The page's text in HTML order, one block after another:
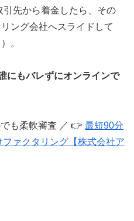
引先から着金したら、その
ング会社へスライドして
。
にもバレずにオンラインで
も柔軟審査 ／ 👉 最短90分
ァクタリング【株式会社ア